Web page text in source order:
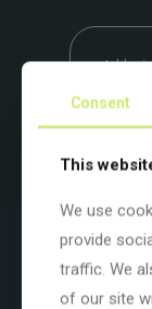
cm
Menge
Farbe: Light Grey
Basisfarbe:Grau
Consent
This
We use
provide
traffic. We
of our site